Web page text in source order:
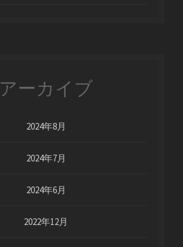
アーカイブ
2024年8月
2024年7月
2024年6月
2022年12月